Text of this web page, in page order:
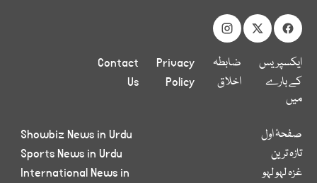
ایکسپریس
کے بارے
میں
ضابطہ
اخلاق
Privacy
Policy
Contact
Us
صفحۂ اول
تازہ ترین
غزہ لہو لہو
Showbiz News in Urdu
Sports News in Urdu
International News in